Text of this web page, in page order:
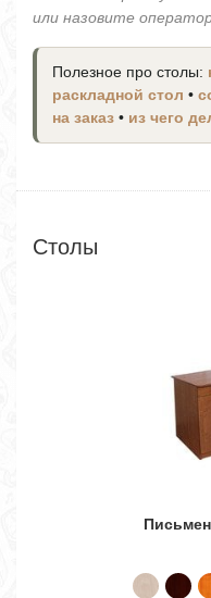
или назовите
Полезное про столы:
раскладной стол •
на заказ • из чего
Столы